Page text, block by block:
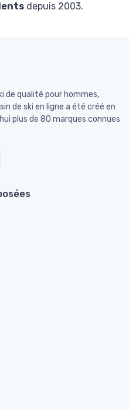
depuis 2003.
de qualité pour hommes,
de ski en ligne a été créé en
plus de 80 marques connues